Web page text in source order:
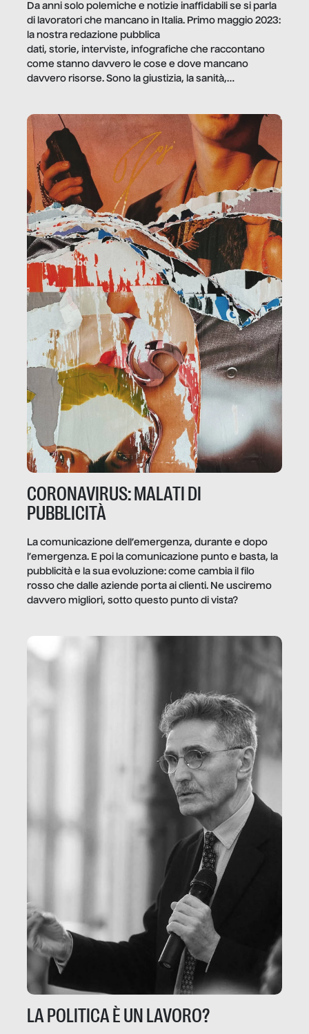
Da anni solo polemiche e notizie inaffidabili se si parla
di lavoratori che mancano in Italia. Primo maggio 2023:
la nostra redazione pubblica
dati, storie, interviste, infografiche che raccontano
come stanno davvero le cose e dove mancano
davvero risorse. Sono la giustizia, la sanità,
CORONAVIRUS: MALATI DI
PUBBLICITÀ
La comunicazione dell’emergenza, durante e dopo
l’emergenza. E poi la comunicazione punto e basta, la
pubblicità e la sua evoluzione: come cambia il filo
rosso che dalle aziende porta ai clienti. Ne usciremo
davvero migliori, sotto questo punto di vista?
LA POLITICA È UN LAVORO?